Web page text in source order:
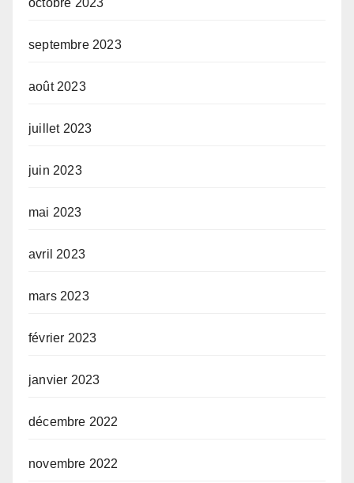
septembre 2023
août 2023
juillet 2023
juin 2023
mai 2023
avril 2023
mars 2023
février 2023
janvier 2023
décembre 2022
novembre 2022